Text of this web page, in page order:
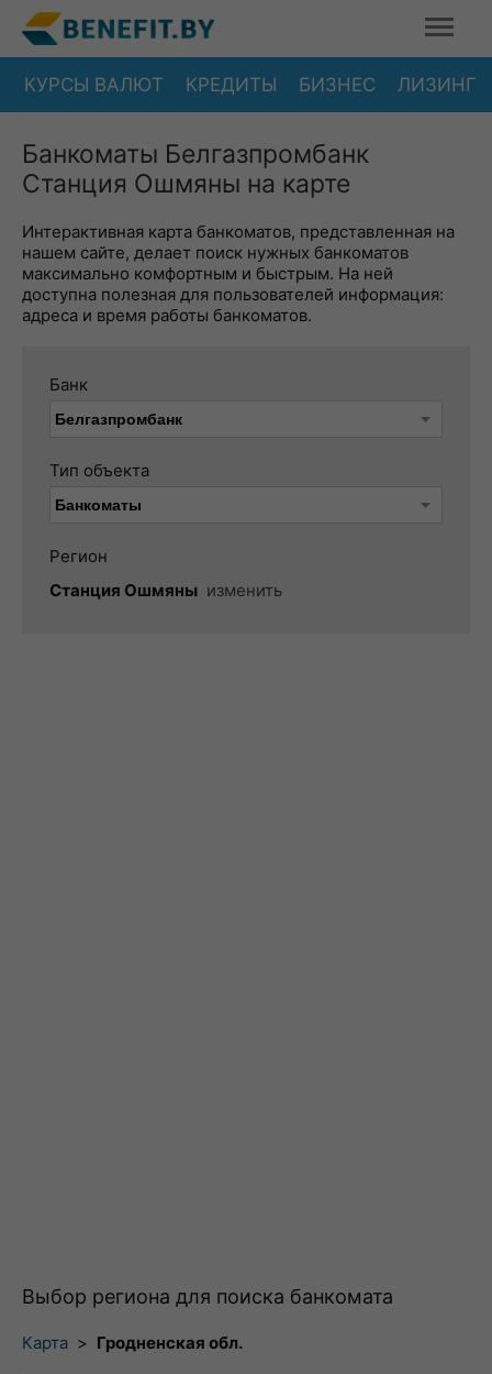
КУРСЫ ВАЛЮТ КРЕДИТЫ БИЗНЕС ЛИЗИНГ
Банкоматы Белгазпромбанк
Станция Ошмяны на карте
Интерактивная карта банкоматов, представленная на
нашем сайте, делает поиск нужных банкоматов
максимально комфортным и быстрым. На ней
доступна полезная для пользователей информация:
адреса и время работы банкоматов.
Банк
Тип объекта
Регион
Станция Ошмяны изменить
Выбор региона для поиска банкомата
Карта > Гродненская обл.